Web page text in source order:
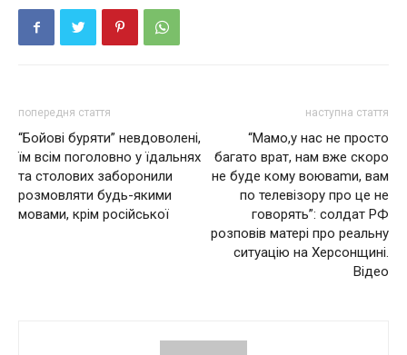
попередня стаття
“Бойові буряти” невдоволені,
їм всім поголовно у їдальнях
та столових заборонили
розмовляти будь-якими
мовами, крім російської
наступна стаття
“Мамо,у нас не просто
багато врат, нам вже скоро
не буде кому вoювamи, вам
по телевізору про це не
говорять”: солдат РФ
розповів матері про реальну
ситуацію на Херсонщині.
Відео